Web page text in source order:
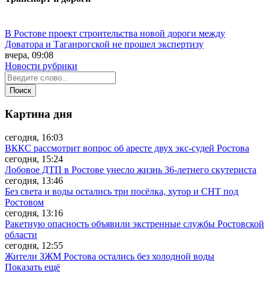
В Ростове проект строительства новой дороги между
Доватора и Таганрогской не прошел экспертизу
вчера, 09:08
Новости рубрики
Картина дня
сегодня, 16:03
ВККС рассмотрит вопрос об аресте двух экс-судей Ростова
сегодня, 15:24
Лобовое ДТП в Ростове унесло жизнь 36-летнего скутериста
сегодня, 13:46
Без света и воды остались три посёлка, хутор и СНТ под
Ростовом
сегодня, 13:16
Ракетную опасность объявили экстренные службы Ростовской
области
сегодня, 12:55
Жители ЗЖМ Ростова остались без холодной воды
Показать ещё